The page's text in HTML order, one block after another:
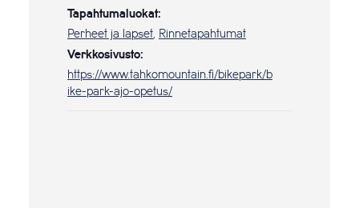
Tapahtumaluokat:
Perheet ja lapset
Rinnetapahtumat
Verkkosivusto:
https://www.tahkomountain.fi/bikepark/b
ike-park-ajo-opetus/